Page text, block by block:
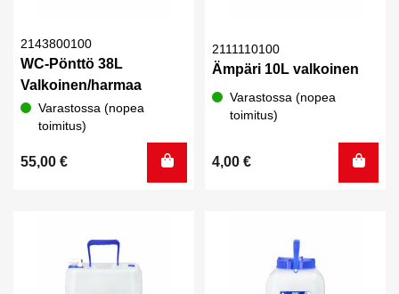
2143800100
WC-Pönttö 38L
Valkoinen/harmaa
Varastossa (nopea
toimitus)
55,00 €
2111110100
Ämpäri 10L valkoinen
Varastossa (nopea
toimitus)
4,00 €